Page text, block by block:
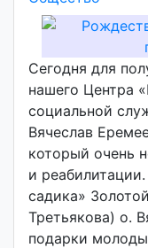
Сегодня для
нашего Центра
социальной
Вячеслав
который очень
и
садика»
Третьякова) о.
подарки